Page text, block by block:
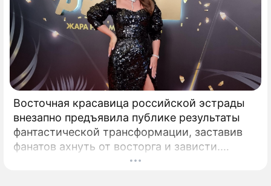
Восточная красавица российской эстрады
внезапно предъявила публике результаты
фантастической трансформации, заставив
фанатов ахнуть от восторга и зависти.
Знаменитая певица Жасмин всегда